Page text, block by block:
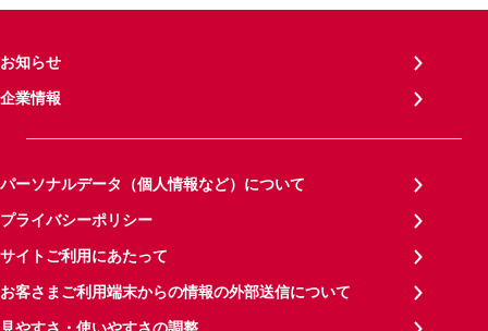
お知らせ
企業情報
パーソナルデータ（個人情報など）について
プライバシーポリシー
サイトご利用にあたって
お客さまご利用端末からの情報の外部送信について